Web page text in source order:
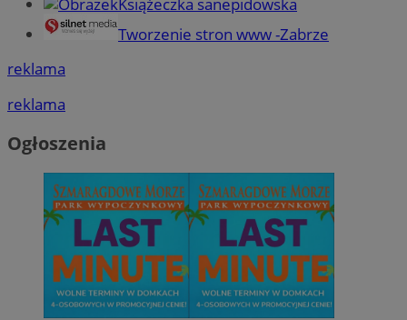
Książeczka sanepidowska
Tworzenie stron www -Zabrze
reklama
reklama
Ogłoszenia